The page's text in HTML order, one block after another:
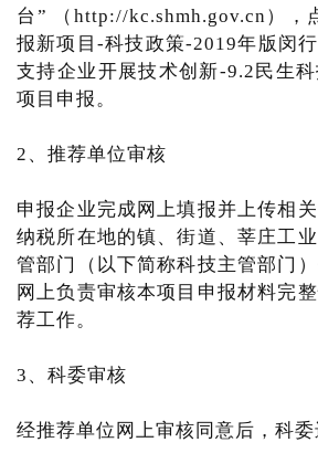
台” （http://kc.shmh.gov.cn），
报新项目-科技政策-2019年版闵
支持企业开展技术创新-9.2民生
项目申报。
2、推荐单位审核
申报企业完成网上填报并上传相
纳税所在地的镇、街道、莘庄工
管部门（以下简称科技主管部门
网上负责审核本项目申报材料完
荐工作。
3、科委审核
经推荐单位网上审核同意后，科委